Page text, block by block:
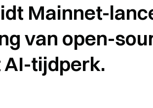
source
AI-tijdperk.Mainnet-
van open-
tijdperk.